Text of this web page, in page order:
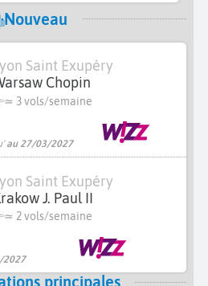
Nouveau
Saint Exupéry
Chopin
≃ 3 vols/semaine
au 27/03/2027
Saint Exupéry
J. Paul II
≃ 2 vols/semaine
principales